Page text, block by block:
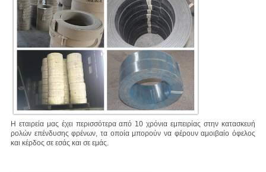
Η εταιρεία μας έχει περισσότερα από 10 χρόνια εμπειρίας στην κατασκευή
ρολών επένδυσης φρένων, τα οποία μπορούν να φέρουν αμοιβαίο όφελος
και κέρδος σε εσάς και σε εμάς.